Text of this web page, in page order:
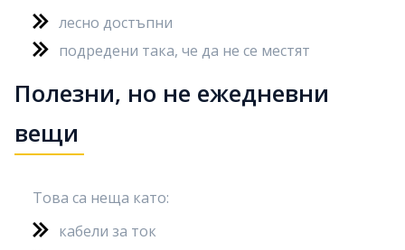
лесно достъпни
подредени така, че да не се местят
Полезни, но не ежедневни
вещи
Това са неща като:
кабели за ток